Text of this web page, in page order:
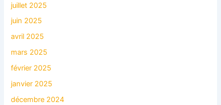
juillet 2025
juin 2025
avril 2025
mars 2025
février 2025
janvier 2025
décembre 2024